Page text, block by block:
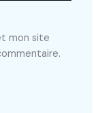
mon site